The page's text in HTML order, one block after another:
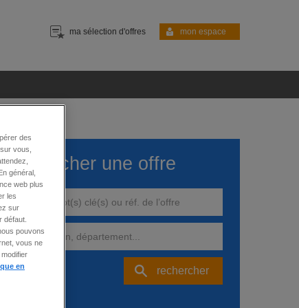
ma sélection d'offres mon espace
rechercher une offre
rechercher
des
vous,
général,
web plus
les
sur
défaut.
pouvons
vous ne
en